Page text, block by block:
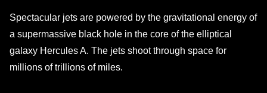
Spectacular jets are powered by the gravitational energy of
a supermassive black hole in the core of the elliptical
galaxy Hercules A. The jets shoot through space for
millions of trillions of miles.